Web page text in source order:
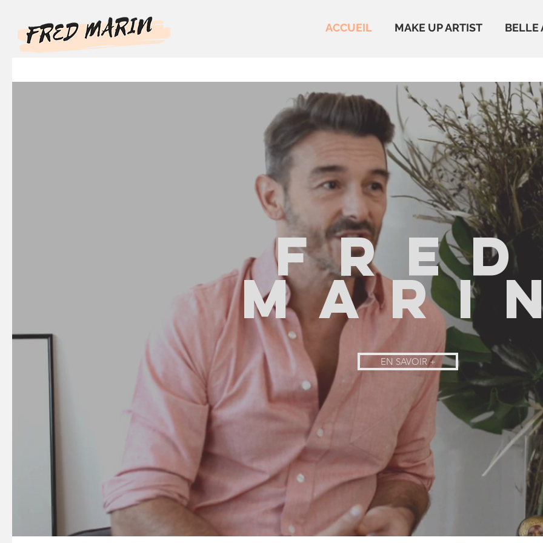
ACCUEIL MAKE UP ARTIST BELLE
FRED
EN SAVOIR +